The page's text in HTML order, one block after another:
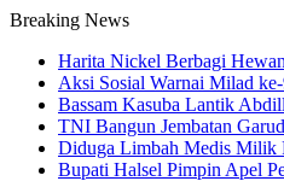
Breaking News
Harita Nickel Berbagi
Aksi Sosial Warnai Milad
Bassam Kasuba Lantik
TNI Bangun Jembatan
Diduga Limbah Medis Milik
Bupati Halsel Pimpin Apel